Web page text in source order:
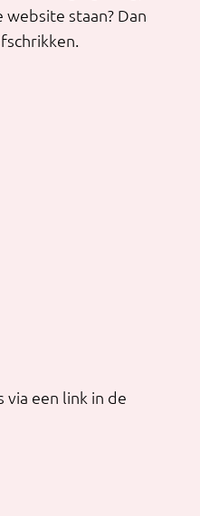
staan? Dan
een link in de